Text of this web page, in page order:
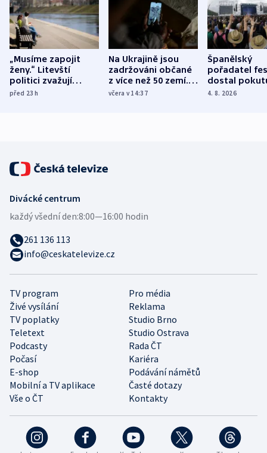
„Musíme zapojit
ženy.“ Litevští
politici zvažují
dohodu o
před 23h
Na Ukrajině jsou
zadržováni občané
z více než 50 zemí.
Bojovali na straně
včera v 14:37
Španělský
pořadatel
dostal
nekalé
4. 8. 2026
TV program
Pro média
Živé vysílání
Reklama
TV poplatky
Studio Brno
Teletext
Studio Ostrava
Podcasty
Rada ČT
Počasí
Kariéra
E-shop
Podávání námětů
Mobilní a TV aplikace
Časté dotazy
Vše o ČT
Kontakty
Divácké centrum
každý všední den:8:00—16:00 hodin
261 136 113
info@ceskatelevize.cz